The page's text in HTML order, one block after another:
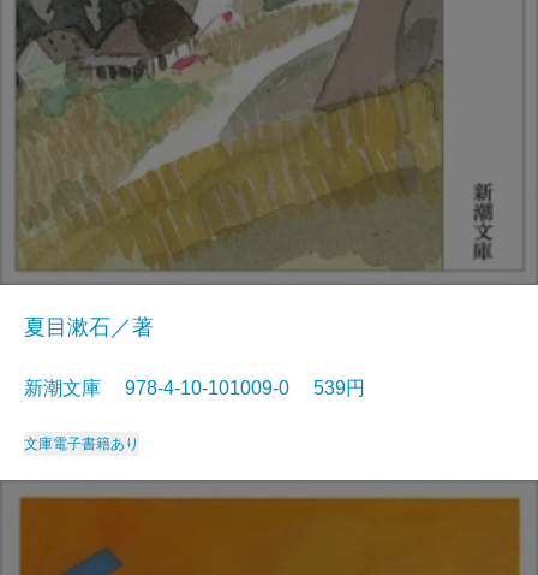
夏目漱石／著
新潮文庫 978-4-10-101009-0 539円
文庫電子書籍あり